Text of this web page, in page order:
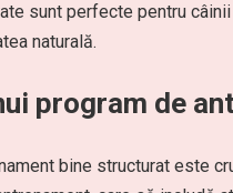
sunt perfecte pentru
naturală.
program de
bine structurat este